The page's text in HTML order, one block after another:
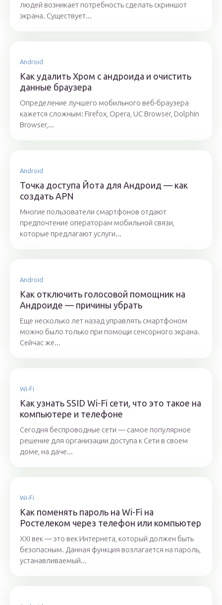
людей возникает потребность сделать скриншот
экрана. Существует...
Android
Как удалить Хром с андроида и очистить
данные браузера
Определение лучшего мобильного веб-браузера
кажется сложным: Firefox, Opera, UC Browser, Dolphin
Browser,...
Android
Точка доступа Йота для Андроид — как
создать APN
Многие пользователи смартфонов отдают
предпочтение операторам мобильной связи,
которые предлагают услуги...
Android
Как отключить голосовой помощник на
Андроиде — причины убрать
Еще несколько лет назад управлять смартфоном
можно было только при помощи сенсорного экрана.
Сейчас же...
Wi-Fi
Как узнать SSID Wi-Fi сети, что это такое на
компьютере и телефоне
Сегодня беспроводные сети — самое популярное
решение для организации доступа к Сети в своем
доме, на даче...
Wi-Fi
Как поменять пароль на Wi-Fi на
Ростелеком через телефон или компьютер
XXI век — это век Интернета, который должен быть
безопасным. Данная функция возлагается на пароль,
устанавливаемый...